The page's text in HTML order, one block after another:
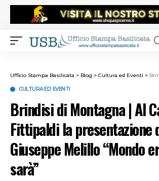
Ufficio Stampa Basilicata > Blog > Cultura ed Eventi > Brindisi di
CULTURA ED EVENTI
Brindisi di Montagna | Al
Fittipaldi la presentazione
Giuseppe Melillo “Mondo
sarà”